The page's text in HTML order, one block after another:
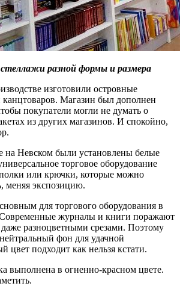
разной формы и размера
изготовили островные
канцтоваров. Магазин был дополнен
покупатели могли не думать о
из других магазинов. И спокойно,
на Невском были установлены белые
торговое оборудование
полки или крючки, которые можно
меняя экспозицию.
для торгового оборудования в
журналы и книги поражают
разноцветными срезами. Поэтому
фон для удачной
цвет подходит как нельзя кстати.
выполнена в огненно-красном цвете.